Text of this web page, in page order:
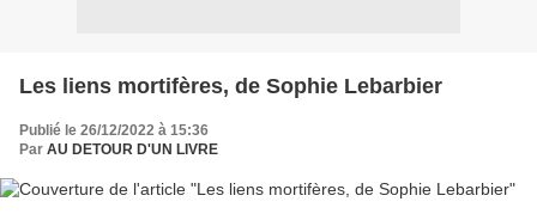
Les liens mortifères, de Sophie Lebarbier
Publié le 26/12/2022 à 15:36
Par AU DETOUR D'UN LIVRE